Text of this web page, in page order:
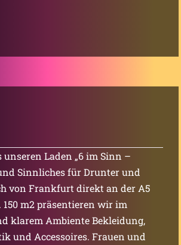
unseren Laden „6 im Sinn –
Sinnliches für Drunter und
von Frankfurt direkt an der A5
150 m2 präsentieren wir im
klarem Ambiente Bekleidung,
und Accessoires. Frauen und